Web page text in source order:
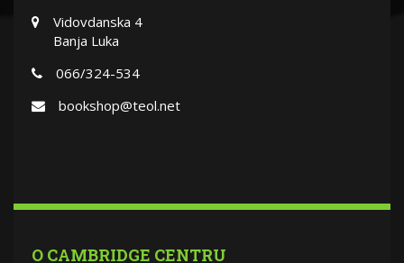
Vidovdanska 4
Banja Luka
066/324-534
bookshop@teol.net
O CAMBRIDGE CENTRU